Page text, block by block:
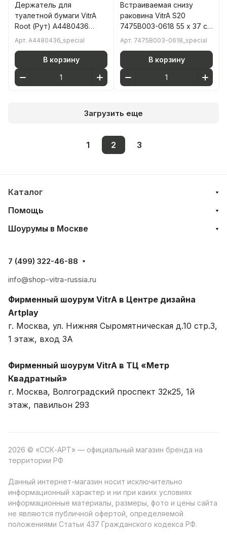
Держатель для
туалетной бумаги VitrA
Root (Рут) A4480436
матовый черный
Арт. A4480436_special
В корзину
Встраиваемая снизу
раковина VitrA S20
7475B003-0618 55 x 37 см
прямоугольная белая
покрытие Hygiene
(Хайджн)
Арт. 7475B003-0618_special
В корзину
Загрузить еще
1 2 3
Каталог
Помощь
Шоурумы в Москве
7 (499) 322-46-88
info@shop-vitra-russia.ru
Фирменный шоурум VitrA в Центре дизайна
Artplay
г. Москва, ул. Нижняя Сыромятническая д.10 стр.3,
1 этаж, вход 3A
Фирменный шоурум VitrA в ТЦ «Метр
Квадратный»
г. Москва, Волгоградский проспект 32к25, 1й
этаж, павильон 293
2026 © «ССК-АРТ» — официальный магазин бренда на
территории РФ
Данный интернет-магазин носит исключительно
информационный характер и ни при каких условиях
информационные материалы, размеры, фото и цены сайта
не являются публичной офертой, определяемой
положениями Статьи 437 Гражданского кодекса РФ.